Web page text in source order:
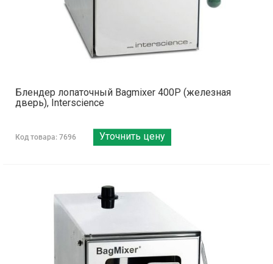
Блендер лопаточный Bagmixer 400P (железная
дверь), Interscience
Код товара: 7696 Уточнить цену